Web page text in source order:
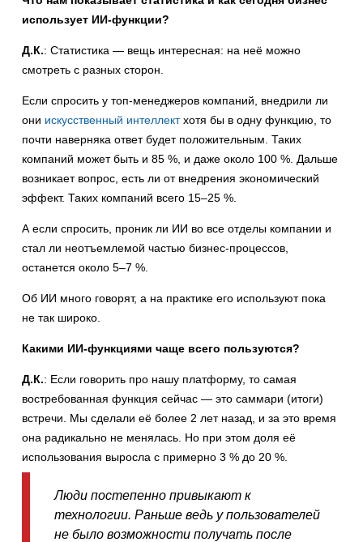
использует ИИ-функции?
Д.К.: Статистика — вещь интересная: на неё можно
смотреть с разных сторон.
Если спросить у топ-менеджеров компаний, внедрили ли
они искусственный интеллектхотя бы в одну функцию, то
почти наверняка ответ будет положительным. Таких
компаний может быть и 85 %, и даже около 100 %. Дальше
возникает вопрос, есть ли от внедрения экономический
эффект. Таких компаний всего 15–25 %.
А если спросить, проник ли ИИ во все отделы компании и
стал ли неотъемлемой частью бизнес-процессов,
останется около 5–7 %.
Об ИИ много говорят, а на практике его используют пока
не так широко.
Какими ИИ-функциями чаще всего пользуются?
Д.К.: Если говорить про нашу платформу, то самая
востребованная функция сейчас — это саммари (итоги)
встречи. Мы сделали её более 2 лет назад, и за это время
она радикально не менялась. Но при этом доля её
использования выросла с примерно 3 % до 20 %.
Люди постепенно привыкают к
технологии. Раньше ведь у пользователей
не было возможности получать после